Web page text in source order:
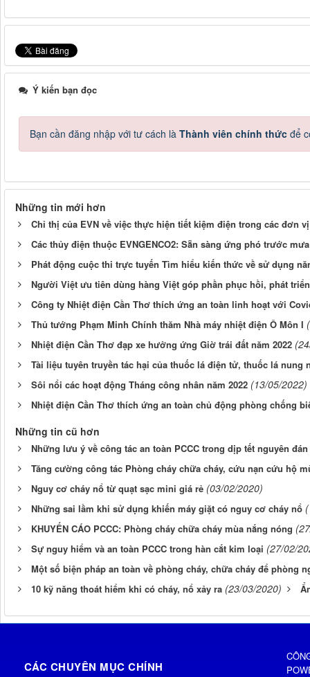
Ý kiến bạn đọc
Bạn cần đăng nhập với tư cách là Thành viên chính thức để
Những tin mới hơn
Chỉ thị của EVN về việc thực hiện tiết kiệm điện trong các đơn
Các thủy điện thuộc EVNGENCO2: Sẵn sàng ứng phó trước
Phát động cuộc thi trực tuyến Tìm hiểu kiến thức về sử dụng
Người Việt ưu tiên dùng hàng Việt góp phần phục hồi, phát
Công ty Nhiệt điện Cần Thơ thích ứng an toàn linh hoạt với
Thủ tướng Phạm Minh Chính thăm Nhà máy nhiệt điện Ô Môn I
Nhiệt điện Cần Thơ đạp xe hưởng ứng Giờ trái đất năm 2022
Tài liệu tuyên truyền tác hại của thuốc lá điện tử, thuốc lá nung
Sôi nổi các hoạt động Tháng công nhân năm 2022 (13/05/2022)
Nhiệt điện Cần Thơ thích ứng an toàn chủ động phòng chống
Những tin cũ hơn
Những lưu ý về công tác an toàn PCCC trong dịp tết nguyên
Tăng cường công tác Phòng cháy chữa cháy, cứu nạn cứu hộ
Nguy cơ cháy nổ từ quạt sạc mini giá rẻ (03/02/2020)
Những sai lầm khi sử dụng khiến máy giặt có nguy cơ cháy nổ
KHUYẾN CÁO PCCC: Phòng cháy chữa cháy mùa nắng nóng
Sự nguy hiểm và an toàn PCCC trong hàn cắt kim loại (27/02/
Một số biện pháp an toàn về phòng cháy, chữa cháy để phòng
10 kỹ năng thoát hiểm khi có cháy, nổ xảy ra (23/03/2020)
CÁC CHUYÊN MỤC CHÍNH